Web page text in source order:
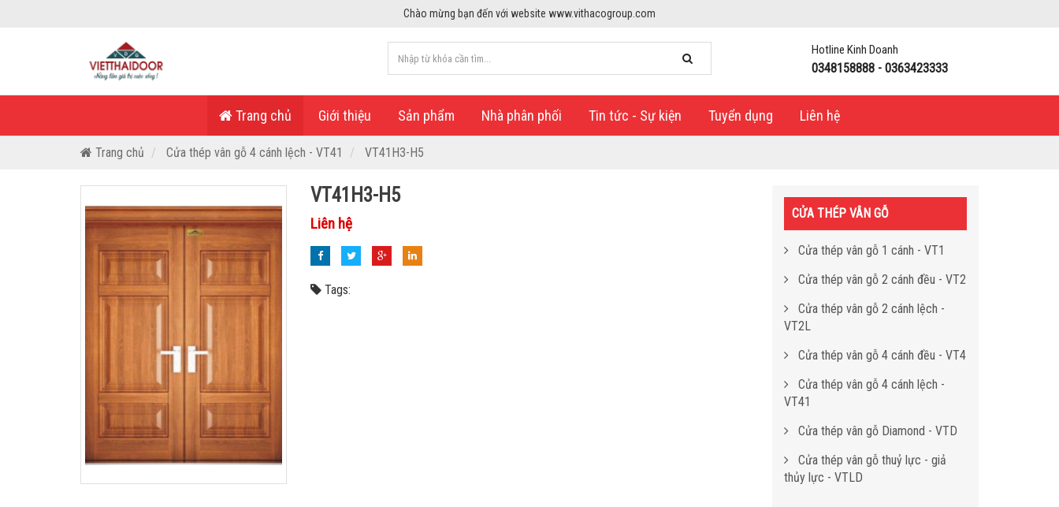
Chào mừng bạn đến với website www.vithacogroup.com
Hotline Kinh Doanh
0348158888 - 0363423333
Trang chủ Giới thiệu Sản phẩm Nhà phân phối Tin tức - Sự kiện Tuyển dụng Liên hệ
Trang chủ Cửa thép vân gỗ 4 cánh lệch - VT41 VT41H3-H5
VT41H3-H5
Liên hệ
Tags:
CỬA THÉP VÂN GỖ
Cửa thép vân gỗ 1 cánh - VT1
Cửa thép vân gỗ 2 cánh đều - VT2
Cửa thép vân gỗ 2 cánh lệch -
VT2L
Cửa thép vân gỗ 4 cánh đều - VT4
Cửa thép vân gỗ 4 cánh lệch -
VT41
Cửa thép vân gỗ Diamond - VTD
Cửa thép vân gỗ thuỷ lực - giả
thủy lực - VTLD